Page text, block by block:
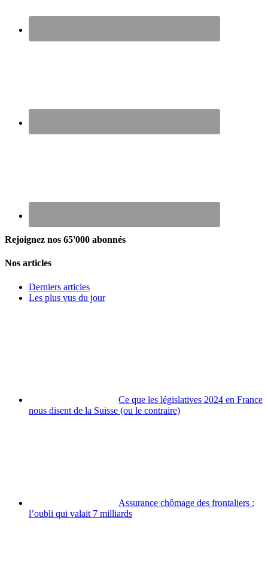
Rejoignez nos 65'000 abonnés
Nos articles
Derniers articles
Les plus vus du jour
Ce que les législatives 2024 en France
nous disent de la Suisse (ou le contraire)
Assurance chômage des frontaliers :
l’oubli qui valait 7 milliards